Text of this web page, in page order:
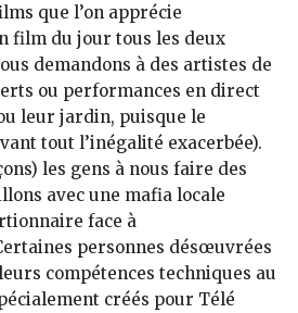
que l’on apprécie
film du jour tous les deux
demandons à des artistes de
ou performances en direct
leur jardin, puisque le
tout l’inégalité exacerbée).
les gens à nous faire des
avec une mafia locale
face à
personnes désœuvrées
compétences techniques au
créés pour Télé